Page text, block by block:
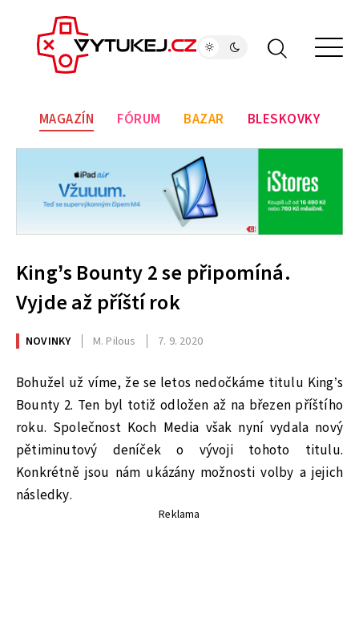
MAGAZÍN FÓRUM BAZAR BLESKOVKY
King’s Bounty 2 se připomíná.
Vyjde až příští rok
NOVINKY M. Pilous 7. 9. 2020
Bohužel už víme, že se letos nedočkáme titulu King’s
Bounty 2. Ten byl totiž odložen až na březen příštího
roku. Společnost Koch Media však nyní vydala nový
pětiminutový deníček o vývoji tohoto titulu.
Konkrétně jsou nám ukázány možnosti volby a jejich
následky.
Reklama